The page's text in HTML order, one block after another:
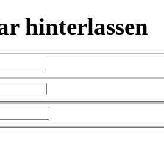
hinterlassen